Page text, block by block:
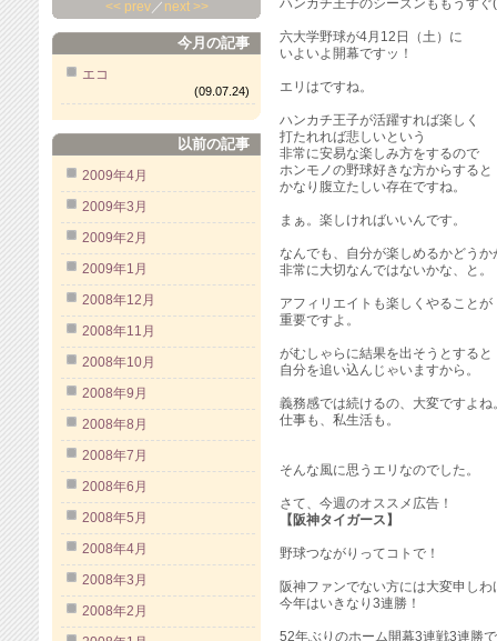
<< prev／ next >>
今月の記事
エコ
(09.07.24)
以前の記事
2009年4月
2009年3月
2009年2月
2009年1月
2008年12月
2008年11月
2008年10月
2008年9月
2008年8月
2008年7月
2008年6月
2008年5月
2008年4月
2008年3月
2008年2月
ハンカチ王子のシーズンももうす
六大学野球が4月12日（土）に
いよいよ開幕ですッ！
エリはですね。
ハンカチ王子が活躍すれば楽しく
打たれれば悲しいという
非常に安易な楽しみ方をするので
ホンモノの野球好きな方からすると
かなり腹立たしい存在ですね。
まぁ。楽しければいいんです。
なんでも、自分が楽しめるかどうか
非常に大切なんではないかな、と。
アフィリエイトも楽しくやることが
重要ですよ。
がむしゃらに結果を出そうとすると
自分を追い込んじゃいますから。
義務感では続けるの、大変ですよね
仕事も、私生活も。
そんな風に思うエリなのでした。
さて、今週のオススメ広告！
【阪神タイガース】
野球つながりってコトで！
阪神ファンでない方には大変申し
今年はいきなり3連勝！
52年ぶりのホーム開幕3連戦3連勝